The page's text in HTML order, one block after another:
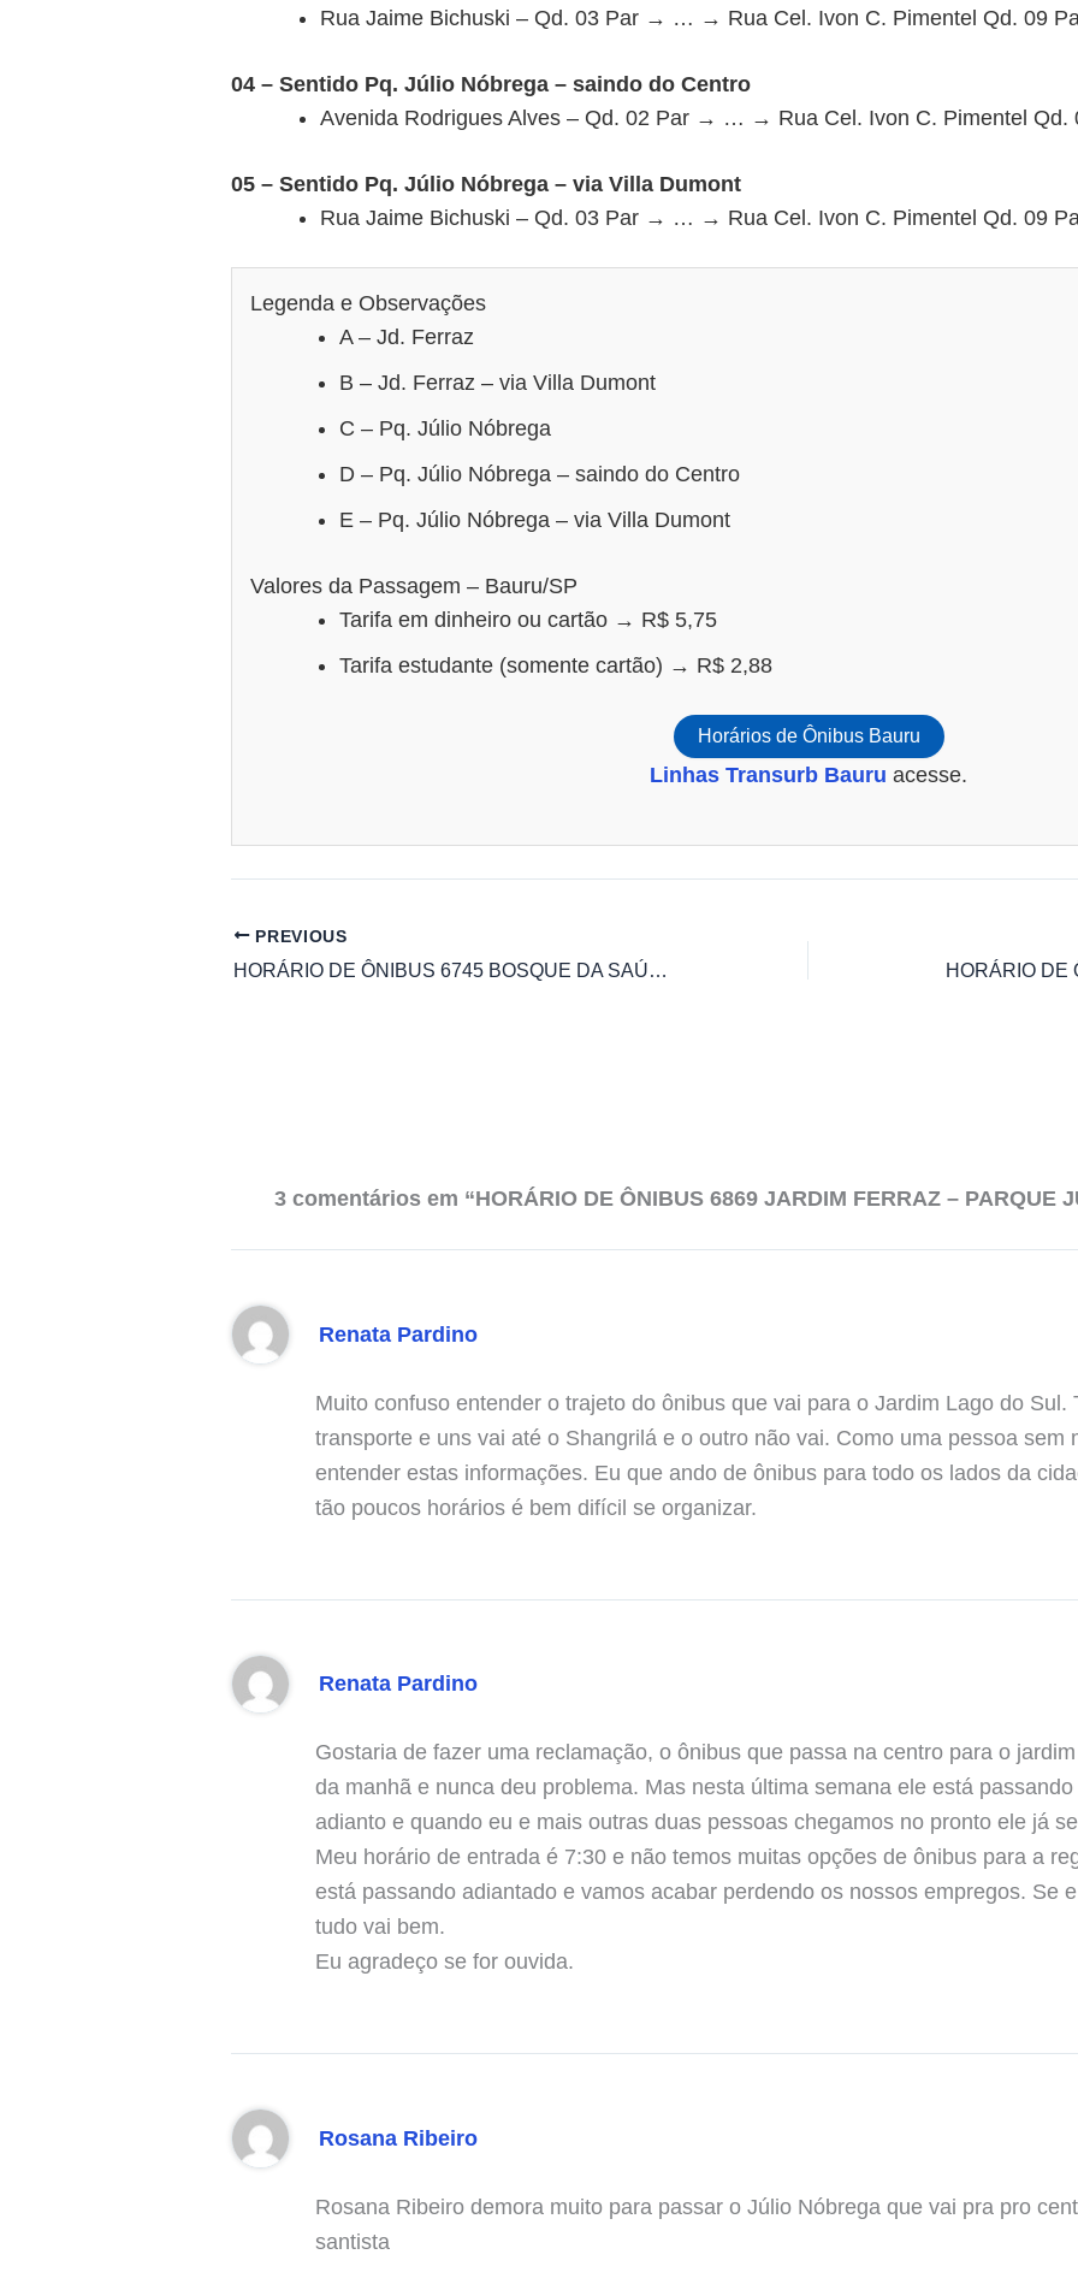
Rua Jaime Bichuski – Qd. 03 Par → … → Rua Cel. Ivon C. Pimentel Qd. 09
04 – Sentido Pq. Júlio Nóbrega – saindo do Centro
Avenida Rodrigues Alves – Qd. 02 Par → … → Rua Cel. Ivon C. Pimentel Qd.
05 – Sentido Pq. Júlio Nóbrega – via Villa Dumont
Rua Jaime Bichuski – Qd. 03 Par → … → Rua Cel. Ivon C. Pimentel Qd. 09
Legenda e Observações
A – Jd. Ferraz
B – Jd. Ferraz – via Villa Dumont
C – Pq. Júlio Nóbrega
D – Pq. Júlio Nóbrega – saindo do Centro
E – Pq. Júlio Nóbrega – via Villa Dumont
Valores da Passagem – Bauru/SP
Tarifa em dinheiro ou cartão → R$ 5,75
Tarifa estudante (somente cartão) → R$ 2,88
Horários de Ônibus Bauru
Linhas Transurb Bauru acesse.
PREVIOUS
HORÁRIO DE ÔNIBUS 6745 BOSQUE DA SAÚDE/PQ. VIADUTO – JARDIM EUROPA
3 comentários em “HORÁRIO DE ÔNIBUS 6869 JARDIM FERRAZ – PARQUE
Renata Pardino
Muito confuso entender o trajeto do ônibus que vai para o Jardim Lago do Sul.
transporte e uns vai até o Shangrilá e o outro não vai. Como uma pessoa sem
entender estas informações. Eu que ando de ônibus para todo os lados da
tão poucos horários é bem difícil se organizar.
Renata Pardino
Gostaria de fazer uma reclamação, o ônibus que passa na centro para o
da manhã e nunca deu problema. Mas nesta última semana ele está
adianto e quando eu e mais outras duas pessoas chegamos no pronto ele já
Meu horário de entrada é 7:30 e não temos muitas opções de ônibus para a
está passando adiantado e vamos acabar perdendo os nossos empregos. Se
tudo vai bem.
Eu agradeço se for ouvida.
Rosana Ribeiro
Rosana Ribeiro demora muito para passar o Júlio Nóbrega que vai pra pro
santista